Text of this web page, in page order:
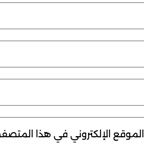
الإلكتروني في هذا